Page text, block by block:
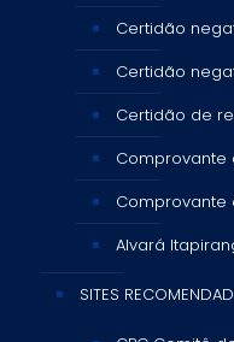
Certidão
Certidão
Certidão de
Comprovante
Comprovante
Alvará
SITES